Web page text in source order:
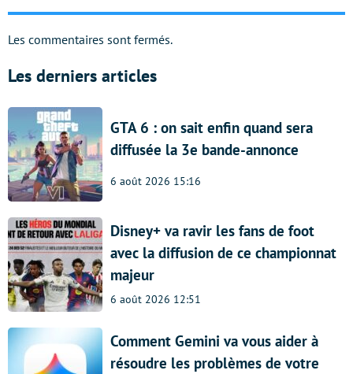
Les commentaires sont fermés.
Les derniers articles
GTA 6 : on sait enfin quand sera
diffusée la 3e bande-annonce
6 août 2026 15:16
Disney+ va ravir les fans de foot
avec la diffusion de ce championnat
majeur
6 août 2026 12:51
Comment Gemini va vous aider à
résoudre les problèmes de votre